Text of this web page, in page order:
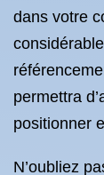
dans votre
permettra
positionner
N’oubliez